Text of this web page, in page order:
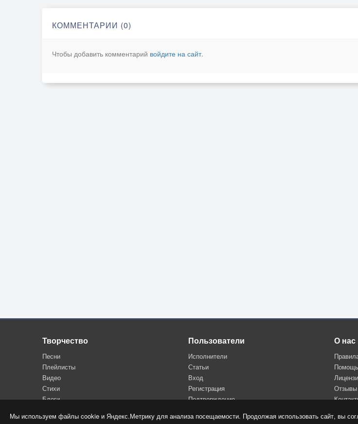
Мы используем файлы cookie и Яндекс.Метрику для анализа посещаемости. Продолжая использовать сайт, вы
КОММЕНТАРИИ (0)
Чтобы добавить комментарий войдите на сайт.
Творчество
Песни
Плейлисты
Видео
Стихи
Блоги
Пользователи
Исполнители
Статьи
Вход
Регистрация
Подтверждение
О нас
Помощь
Отзывы